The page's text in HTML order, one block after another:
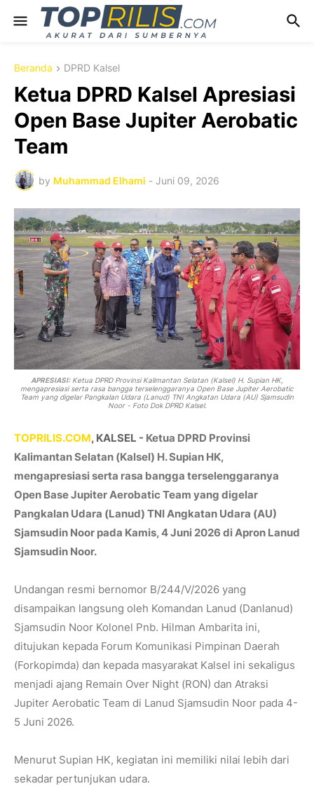
Beranda DPRD Kalsel
Ketua DPRD Kalsel Apresiasi
Open Base Jupiter Aerobatic
Team
by Muhammad Elhami - Juni 09, 2026
APRESIASI: Ketua DPRD Provinsi Kalimantan Selatan (Kalsel) H. Supian HK,
mengapresiasi serta rasa bangga terselenggaranya Open Base Jupiter Aerobatic
Team yang digelar Pangkalan Udara (Lanud) TNI Angkatan Udara (AU) Sjamsudin
Noor - Foto Dok DPRD Kalsel.
TOPRILIS.COM, KALSEL - Ketua DPRD Provinsi
Kalimantan Selatan (Kalsel) H. Supian HK,
mengapresiasi serta rasa bangga terselenggaranya
Open Base Jupiter Aerobatic Team yang digelar
Pangkalan Udara (Lanud) TNI Angkatan Udara (AU)
Sjamsudin Noor pada Kamis, 4 Juni 2026 di Apron Lanud
Sjamsudin Noor.
Undangan resmi bernomor B/244/V/2026 yang
disampaikan langsung oleh Komandan Lanud (Danlanud)
Sjamsudin Noor Kolonel Pnb. Hilman Ambarita ini,
ditujukan kepada Forum Komunikasi Pimpinan Daerah
(Forkopimda) dan kepada masyarakat Kalsel ini sekaligus
menjadi ajang Remain Over Night (RON) dan Atraksi
Jupiter Aerobatic Team di Lanud Sjamsudin Noor pada 4-
5 Juni 2026.
Menurut Supian HK, kegiatan ini memiliki nilai lebih dari
sekadar pertunjukan udara.